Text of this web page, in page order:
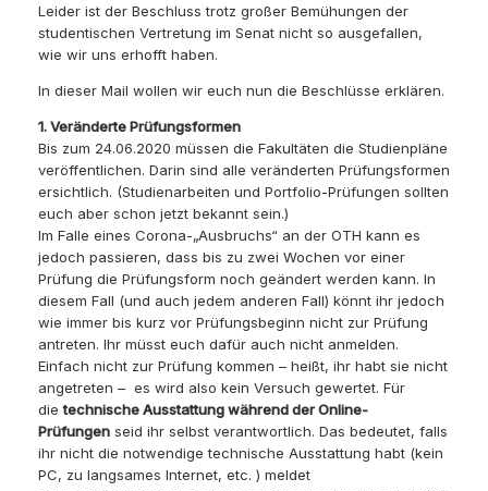
Leider ist der Beschluss trotz großer Bemühungen der
studentischen Vertretung im Senat nicht so ausgefallen,
wie wir uns erhofft haben.
In dieser Mail wollen wir euch nun die Beschlüsse erklären.
1. Veränderte Prüfungsformen
Bis zum 24.06.2020 müssen die Fakultäten die Studienpläne
veröffentlichen. Darin sind alle veränderten Prüfungsformen
ersichtlich. (Studienarbeiten und Portfolio-Prüfungen sollten
euch aber schon jetzt bekannt sein.)
Im Falle eines Corona-„Ausbruchs“ an der OTH kann es
jedoch passieren, dass bis zu zwei Wochen vor einer
Prüfung die Prüfungsform noch geändert werden kann. In
diesem Fall (und auch jedem anderen Fall) könnt ihr jedoch
wie immer bis kurz vor Prüfungsbeginn nicht zur Prüfung
antreten. Ihr müsst euch dafür auch nicht anmelden.
Einfach nicht zur Prüfung kommen – heißt, ihr habt sie nicht
angetreten – es wird also kein Versuch gewertet. Für
dietechnische Ausstattung während der Online-
Prüfungen seid ihr selbst verantwortlich. Das bedeutet, falls
ihr nicht die notwendige technische Ausstattung habt (kein
PC, zu langsames Internet, etc. ) meldet